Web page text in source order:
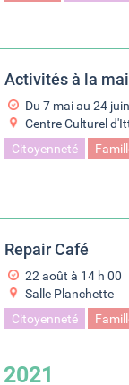
Activités à la
Du 7 mai au 24 juin
Centre Culturel
Citoyenneté
Repair Café
22 août à 14 h 00
Salle Planchette
Citoyenneté